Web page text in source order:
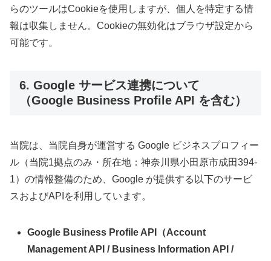
らのツールはCookieを使用しますが、個人を特定する情
報は収集しません。Cookieの無効化はブラウザ設定から
可能です。
6. Google サービス連携について
（Google Business Profile API を含む）
当院は、当院自身が運営する Google ビジネスプロフィー
ル（当院1拠点のみ・所在地：神奈川県小田原市成田394-
1）の情報整備のため、Google が提供する以下のサービ
スおよびAPIを利用しています。
Google Business Profile API（Account
Management API / Business Information API /